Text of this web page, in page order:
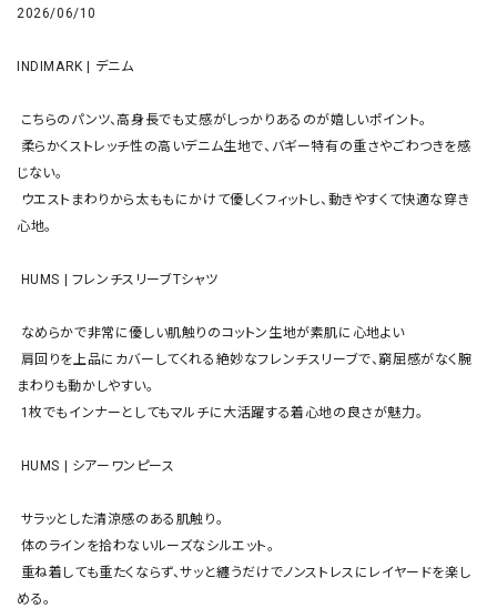
2026/06/10
INDIMARK | デニム
じない。
心地。
まわりも動かしやすい。
める。